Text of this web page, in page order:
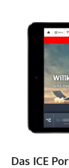
Das ICE